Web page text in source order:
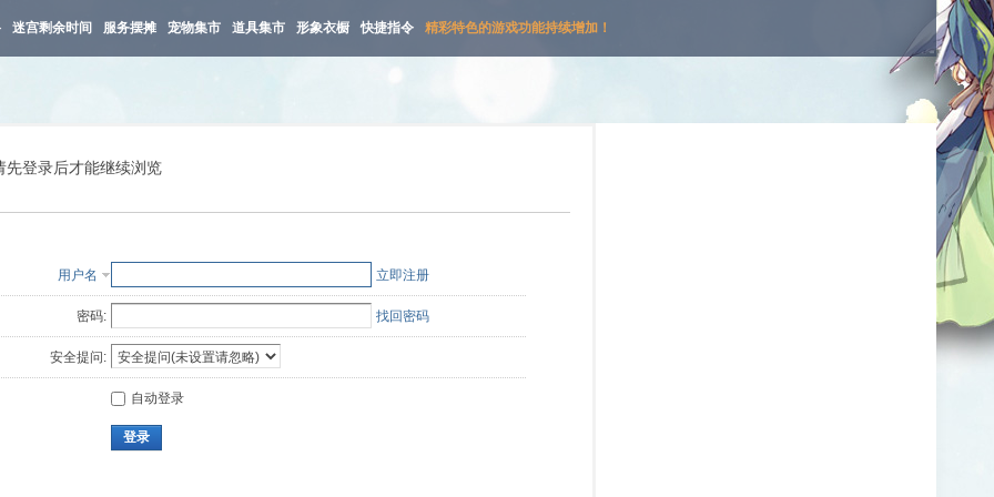
迷宫剩余时间 服务摆摊 宠物集市 道具集市 形象衣橱 快捷指令 精彩特色的游戏功能持续增加！
先登录后才能继续浏览
用户名 立即注册
密码: 找回密码
安全提问:
自动登录
登录